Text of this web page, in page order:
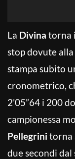
La Divina torna
stop dovute
stampa subito
cronometrico,
2’05”64 i 200
campionessa
Pellegrini torna
due secondi dal